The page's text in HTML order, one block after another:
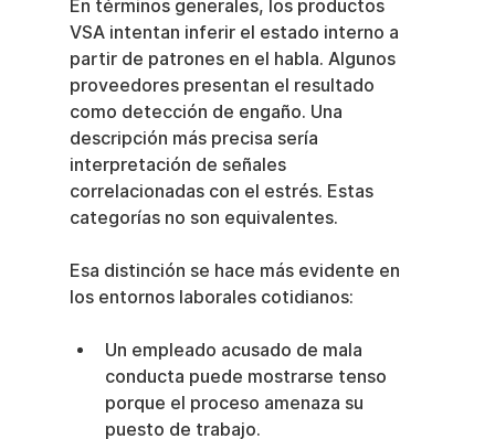
En términos generales, los productos
VSA intentan inferir el estado interno a
partir de patrones en el habla. Algunos
proveedores presentan el resultado
como detección de engaño. Una
descripción más precisa sería
interpretación de señales
correlacionadas con el estrés. Estas
categorías no son equivalentes.
Esa distinción se hace más evidente en
los entornos laborales cotidianos:
Un empleado acusado de mala
conducta puede mostrarse tenso
porque el proceso amenaza su
puesto de trabajo.